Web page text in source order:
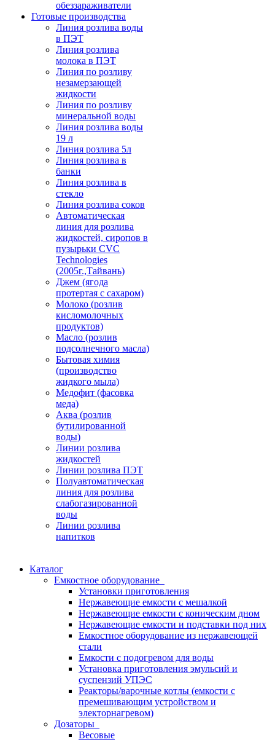
обеззараживатели
Готовые производства
Линия розлива воды
в ПЭТ
Линия розлива
молока в ПЭТ
Линия по розливу
незамерзающей
жидкости
Линия по розливу
минеральной воды
Линия розлива воды
19 л
Линия розлива 5л
Линия розлива в
банки
Линия розлива в
стекло
Линия розлива соков
Автоматическая
линия для розлива
жидкостей, сиропов в
пузырьки CVC
Technologies
(2005г.,Тайвань)
Джем (ягода
протертая с сахаром)
Молоко (розлив
кисломолочных
продуктов)
Масло (розлив
подсолнечного масла)
Бытовая химия
(производство
жидкого мыла)
Медофит (фасовка
меда)
Аква (розлив
бутилированной
воды)
Линии розлива
жидкостей
Линии розлива ПЭТ
Полуавтоматическая
линия для розлива
слабогазированной
воды
Линии розлива
напитков
Каталог
Емкостное оборудование
Установки приготовления
Нержавеющие емкости с мешалкой
Нержавеющие емкости с коническим дном
Нержавеющие емкости и подставки под них
Емкостное оборудование из нержавеющей
стали
Емкости с подогревом для воды
Установка приготовления эмульсий и
суспензий УПЭС
Реакторы/варочные котлы (емкости с
премешивающим устройством и
электорнагревом)
Дозаторы
Весовые